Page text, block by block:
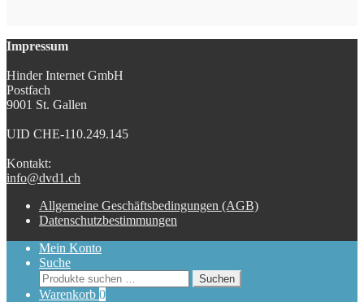
Impressum
Hinder Internet GmbH
Postfach
9001 St. Gallen
UID CHE-110.249.145
Kontakt:
info@dvd1.ch
Allgemeine Geschäftsbedingungen (AGB)
Datenschutzbestimmungen
Mein Konto
Suche
Suchen
nach:
Suchen
Warenkorb 0